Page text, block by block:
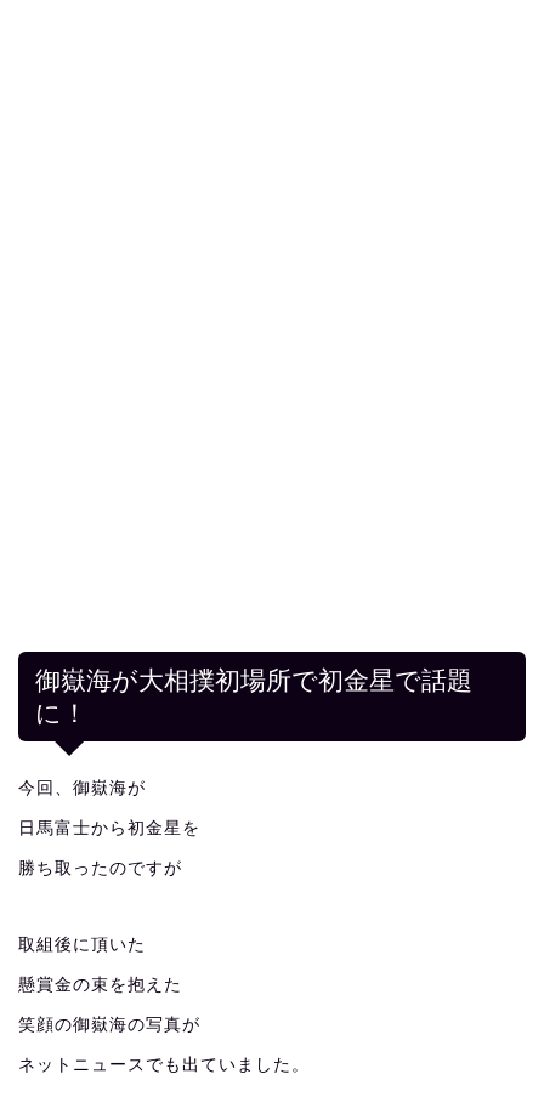
御嶽海が大相撲初場所で初金星で話題
に！
今回、御嶽海が
日馬富士から初金星を
勝ち取ったのですが
取組後に頂いた
懸賞金の束を抱えた
笑顔の御嶽海の写真が
ネットニュースでも出ていました。